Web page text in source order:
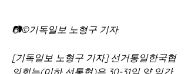
📷©기독일보 노형구 기자
[기독일보 노형구 기자] 선거통일한국협
의회는(이하 선통협)은 30-31일 양 일간